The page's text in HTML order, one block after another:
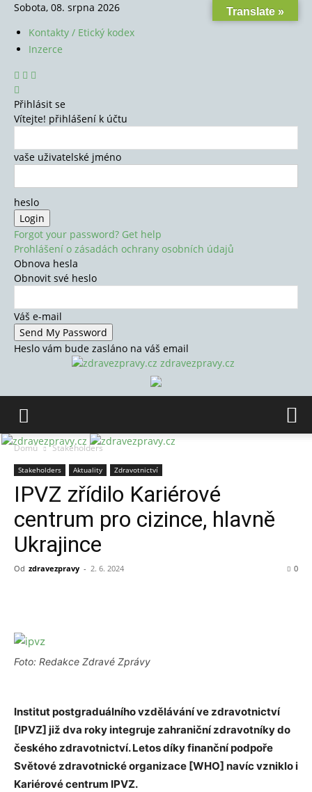
Sobota, 08. srpna 2026
Kontakty / Etický kodex
Inzerce
Přihlásit se
Vítejte! přihlášení k účtu
vaše uživatelské jméno
heslo
Forgot your password? Get help
Prohlášení o zásadách ochrany osobních údajů
Obnova hesla
Obnovit své heslo
Váš e-mail
Heslo vám bude zasláno na váš email
zdravezpravy.cz
Domů Stakeholders
Stakeholders Aktuality Zdravotnictví
IPVZ zřídilo Kariérové
centrum pro cizince, hlavně
Ukrajince
Od zdravezpravy - 2. 6. 2024 0
Foto: Redakce Zdravé Zprávy
Institut postgraduálního vzdělávání ve zdravotnictví
[IPVZ] již dva roky integruje zahraniční zdravotníky do
českého zdravotnictví. Letos díky finanční podpoře
Světové zdravotnické organizace [WHO] navíc vzniklo i
Kariérové centrum IPVZ.
Translate »